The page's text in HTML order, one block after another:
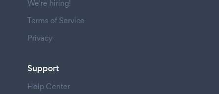
We're hiring!
Terms of Service
Privacy
Support
Help Center